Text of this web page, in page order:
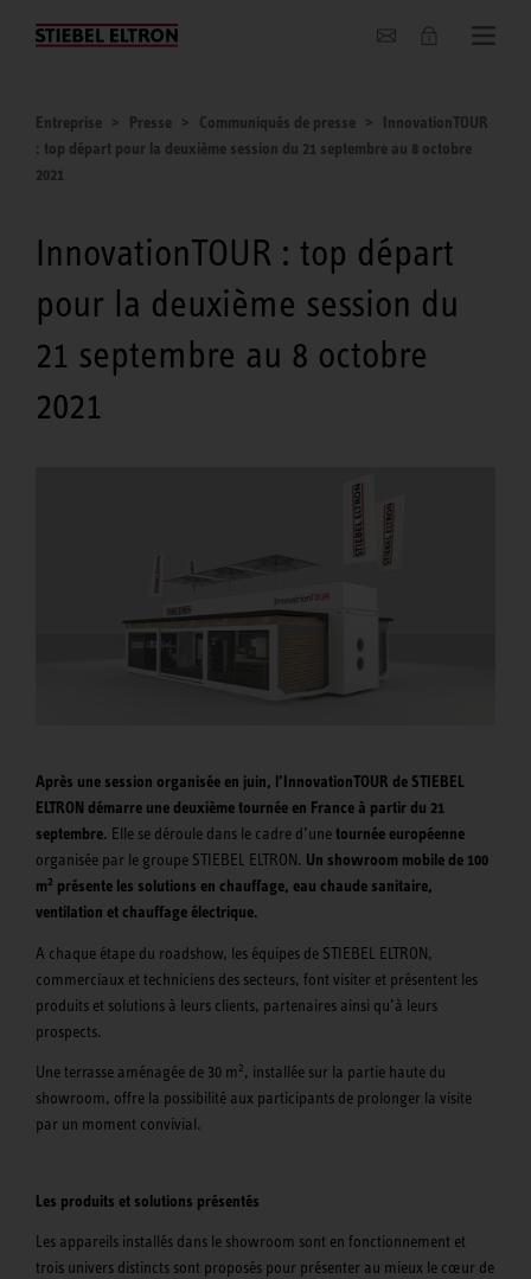
Entreprise
Entreprise Presse Communiqués de presse
InnovationTOUR
: top départ pour la deuxième session du 21 septembre au 8 octobre
2021
InnovationTOUR : top départ
pour la deuxième session du
21 septembre au 8 octobre
2021
Après une session organisée en juin, l’InnovationTOUR de STIEBEL
ELTRON démarre une deuxième tournée en France à partir du 21
septembre. Elle se déroule dans le cadre d’unetournée européenne
organisée par le groupe STIEBEL ELTRON. Un showroom mobile de 100
m2 présente les solutions en chauffage, eau chaude sanitaire,
ventilation et chauffage électrique.
A chaque étape du roadshow, les équipes de STIEBEL ELTRON,
commerciaux et techniciens des secteurs, font visiter et présentent les
produits et solutions à leurs clients, partenaires ainsi qu’à leurs
prospects.
Une terrasse aménagée de 30 m2, installée sur la partie haute du
showroom, offre la possibilité aux participants de prolonger la visite
par un moment convivial.
Les produits et solutions présentés
Les appareils installés dans le showroom sont en fonctionnement et
trois univers distincts sont proposés pour présenter au mieux le cœur de